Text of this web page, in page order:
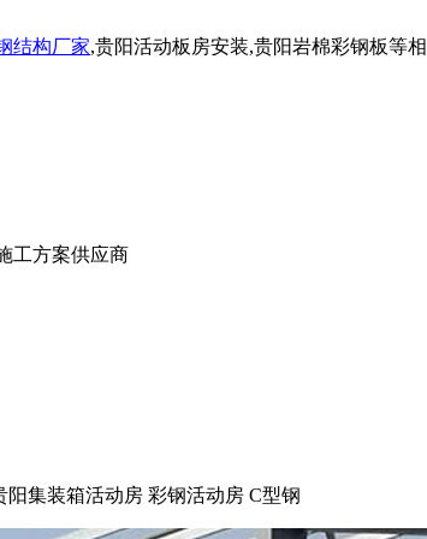
结构厂家,贵阳活动板房安装,贵阳岩棉彩钢板等
工方案供应商
集装箱活动房 彩钢活动房 C型钢